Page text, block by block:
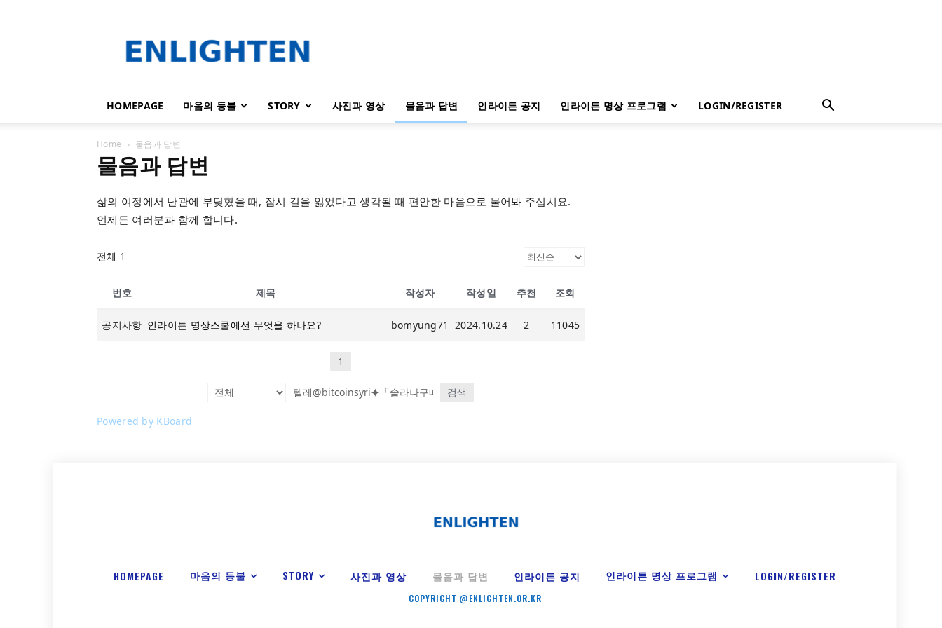
라
이
HOMEPAGE 마음의 등불 STORY 사진과 영상 물음과 답변 인라이튼 공지 인라이튼 명상 프로그램 LOGIN/REGISTER
Home 물음과 답변
물음과 답변
삶의 여정에서 난관에 부딪혔을 때, 잠시 길을 잃었다고 생각될 때 편안한 마음으로 물어봐 주십시요.
언제든 여러분과 함께 합니다.
전체 1
번호 제목 작성자 작성일 추천 조회
공지사항 인라이튼 명상스쿨에선 무엇을 하나요? bomyung71 2024.10.24 2 11045
1
검색
Powered by KBoard
HOMEPAGE 마음의 등불 STORY 사진과 영상 물음과 답변 인라이튼 공지 인라이튼 명상 프로그램 LOGIN/REGISTER
COPYRIGHT @ENLIGHTEN.OR.KR